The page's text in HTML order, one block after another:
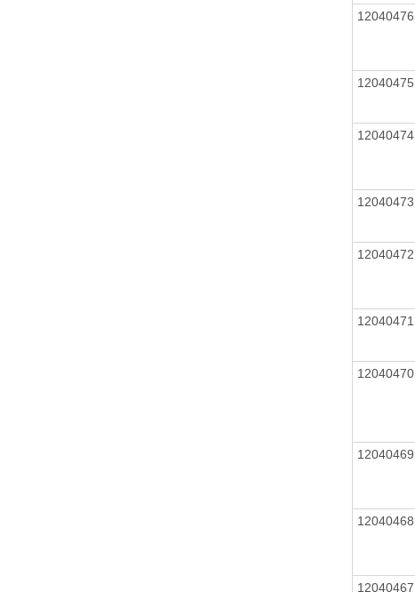
12040476
12040475
12040474
12040473
12040472
12040471
12040470
12040469
12040468
12040467